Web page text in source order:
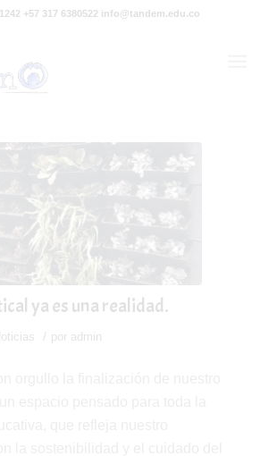
+57 317 6380522 info@tandem.edu.co
ya es una realidad.
/ por admin